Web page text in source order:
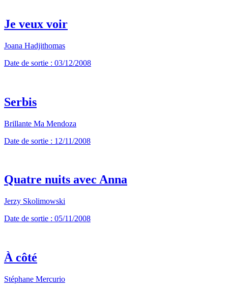
Je veux voir
Joana Hadjithomas
Date de sortie : 03/12/2008
Serbis
Brillante Ma Mendoza
Date de sortie : 12/11/2008
Quatre nuits avec Anna
Jerzy Skolimowski
Date de sortie : 05/11/2008
À côté
Stéphane Mercurio